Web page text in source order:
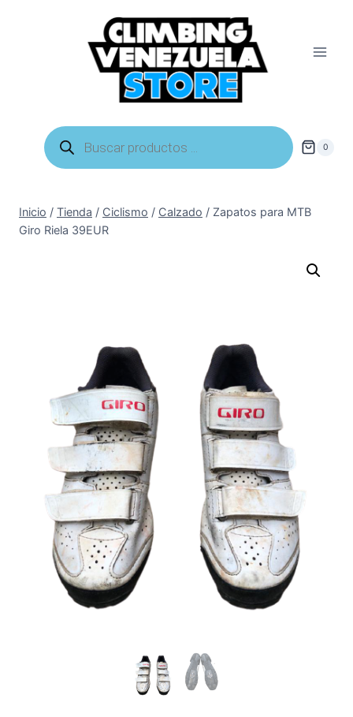
Búsqueda
de
productos
0
Inicio / Tienda / Ciclismo / Calzado / Zapatos para MTB
Giro Riela 39EUR